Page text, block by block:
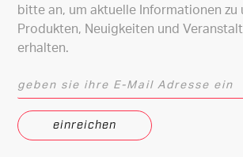
bitte an, um aktuelle Informationen zu
Produkten, Neuigkeiten und
erhalten.
geben sie ihre E-Mail Adresse ein